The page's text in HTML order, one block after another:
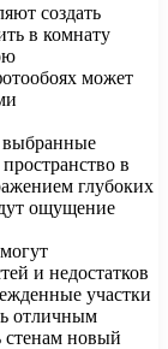
создать
в комнату
может
выбранные
в
глубоких
ощущение
и недостатков
участки
отличным
стенам новый